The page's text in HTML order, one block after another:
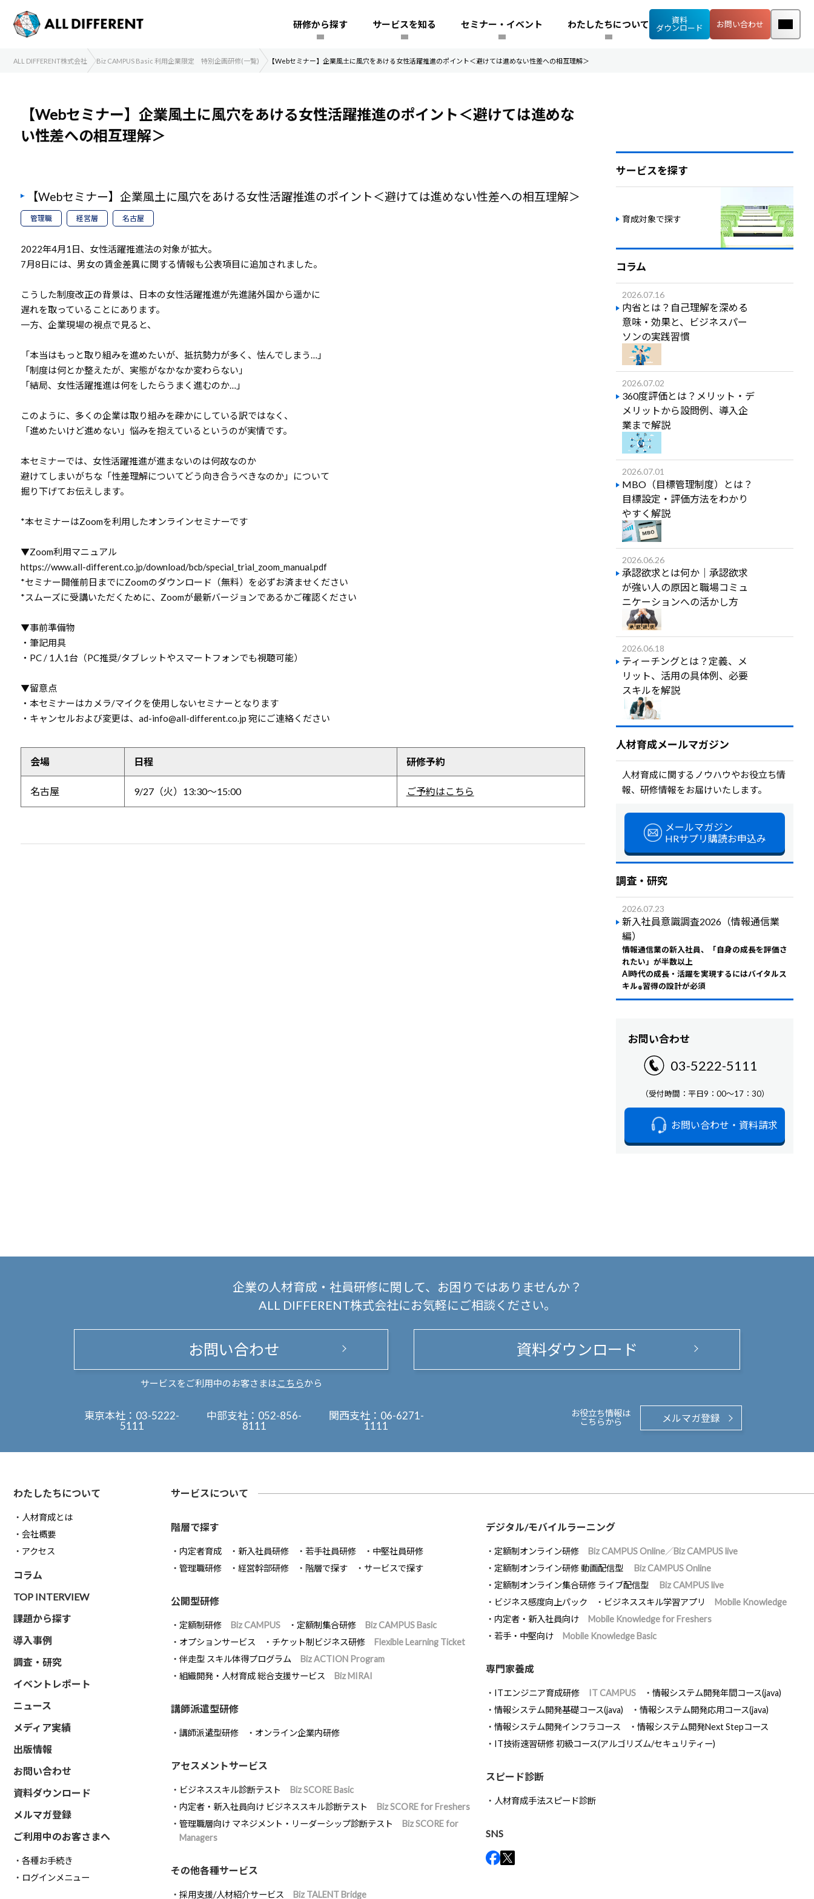
研修から探す サービスを知る セミナー・イベント わたしたちについて
資料
ダウンロード
お問い合わせ
ALL DIFFERENT株式会社 Biz CAMPUS Basic 利用企業限定 特別企画研修(一覧) 【Webセミナー】企業風土に風穴をあける女性活躍推進のポイント＜避けては進めない性差への相互理解＞
【Webセミナー】企業風土に風穴をあける女性活躍推進のポイント＜避けては進めな
い性差への相互理解＞
【Webセミナー】企業風土に風穴をあける女性活躍推進のポイント＜避けては進めない性差への相互理解＞
管理職 経営層 名古屋
2022年4月1日、女性活躍推進法の対象が拡大。
7月8日には、男女の賃金差異に関する情報も公表項目に追加されました。
こうした制度改正の背景は、日本の女性活躍推進が先進諸外国から遥かに
遅れを取っていることにあります。
一方、企業現場の視点で見ると、
「本当はもっと取り組みを進めたいが、抵抗勢力が多く、怯んでしまう…」
「制度は何とか整えたが、実態がなかなか変わらない」
「結局、女性活躍推進は何をしたらうまく進むのか…」
このように、多くの企業は取り組みを疎かにしている訳ではなく、
「進めたいけど進めない」悩みを抱えているというのが実情です。
本セミナーでは、女性活躍推進が進まないのは何故なのか
避けてしまいがちな「性差理解についてどう向き合うべきなのか」について
掘り下げてお伝えします。
*本セミナーはZoomを利用したオンラインセミナーです
▼Zoom利用マニュアル
https://www.all-different.co.jp/download/bcb/special_trial_zoom_manual.pdf
*セミナー開催前日までにZoomのダウンロード（無料）を必ずお済ませください
*スムーズに受講いただくために、Zoomが最新バージョンであるかご確認ください
▼事前準備物
・筆記用具
・PC / 1人1台（PC推奨/タブレットやスマートフォンでも視聴可能）
▼留意点
・本セミナーはカメラ/マイクを使用しないセミナーとなります
・キャンセルおよび変更は、ad-info@all-different.co.jp 宛にご連絡ください
会場 日程 研修予約
名古屋 9/27（火）13:30～15:00 ご予約はこちら
サービスを探す
育成対象で探す
コラム
2026.07.16
内省とは？自己理解を深める
意味・効果と、ビジネスパー
ソンの実践習慣
2026.07.02
360度評価とは？メリット・デ
メリットから設問例、導入企
業まで解説
2026.07.01
MBO（目標管理制度）とは？
目標設定・評価方法をわかり
やすく解説
2026.06.26
承認欲求とは何か｜承認欲求
が強い人の原因と職場コミュ
ニケーションへの活かし方
2026.06.18
ティーチングとは？定義、メ
リット、活用の具体例、必要
スキルを解説
人材育成メールマガジン
人材育成に関するノウハウやお役立ち情
報、研修情報をお届けいたします。
メールマガジン
HRサプリ購読お申込み
調査・研究
2026.07.23
新入社員意識調査2026（情報通信業
編）
情報通信業の新入社員、「自身の成長を評価さ
れたい」が半数以上
AI時代の成長・活躍を実現するにはバイタルス
キル®習得の設計が必須
お問い合わせ
03-5222-5111
（受付時間：平日9：00～17：30）
お問い合わせ・資料請求
企業の人材育成・社員研修に関して、
お困りではありませんか？
ALL DIFFERENT株式会社にお気軽にご相談ください。
お問い合わせ
サービスをご利用中のお客さまは こちらから
資料ダウンロード
東京本社： 03-5222-
5111
中部支社： 052-856-
8111
関西支社： 06-6271-
1111
お役立ち情報は
こちらから
メルマガ登録
わたしたちについて
人材育成とは
会社概要
アクセス
コラム
TOP INTERVIEW
課題から探す
導入事例
調査・研究
イベントレポート
ニュース
メディア実績
出版情報
お問い合わせ
資料ダウンロード
メルマガ登録
ご利用中のお客さまへ
各種お手続き
ログインメニュー
サービスについて
階層で探す
内定者育成 新入社員研修 若手社員研修
中堅社員研修
管理職研修
経営幹部研修 階層で探す サービスで探す
公開型研修
定額制研修 Biz CAMPUS 定額制集合研修
Biz CAMPUS Basic
オプションサービス
チケット制ビジネス研修
Flexible Learning Ticket
伴走型 スキル体得プログラム
Biz ACTION Program
組織開発・人材育成 総合支援サービス
Biz MIRAI
講師派遣型研修
講師派遣型研修 オンライン企業内研修
アセスメントサービス
ビジネススキル診断テスト
Biz SCORE Basic
内定者・新入社員向け ビジネススキル診断テスト
Biz SCORE for Freshers
管理職層向け マネジメント・リーダーシップ診断テスト
Biz SCORE for
Managers
その他各種サービス
採用支援/人材紹介サービス Biz TALENT Bridge
デジタル/モバイルラーニング
定額制オンライン研修
Biz CAMPUS Online／Biz CAMPUS live
定額制オンライン研修 動画配信型
Biz CAMPUS Online
定額制オンライン集合研修 ライブ配信型
Biz CAMPUS live
ビジネス感度向上パック
ビジネススキル学習アプリ
Mobile Knowledge
内定者・新入社員向け
Mobile Knowledge for Freshers
若手・中堅向け
Mobile Knowledge Basic
専門家養成
ITエンジニア育成研修 IT CAMPUS
情報システム開発年間コース(java)
情報システム開発基礎コース(java)
情報システム開発応用コース(java)
情報システム開発インフラコース
情報システム開発Next Stepコース
IT技術速習研修 初級コース(アルゴリズム/セキュリティー)
スピード診断
人材育成手法スピード診断
SNS